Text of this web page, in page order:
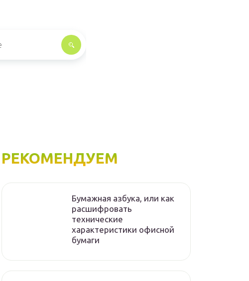
РЕКОМЕНДУЕМ
Бумажная азбука, или как
расшифровать
технические
характеристики офисной
бумаги